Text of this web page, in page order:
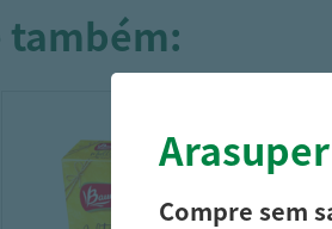
também:
Compre sem